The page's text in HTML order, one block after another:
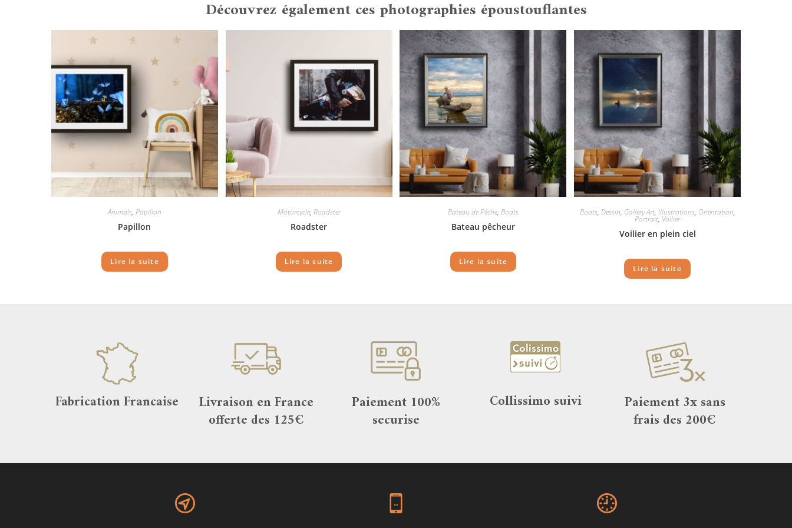
Découvrez également ces photographies époustouflantes
Animals, Papillon
Papillon
Lire la suite
Motorcycle, Roadster
Roadster
Lire la suite
Bateau de Pêche, Boats
Bateau pêcheur
Lire la suite
Boats, Dessin, Gallery Art, Illustrations, Orientation,
Portrait, Voilier
Voilier en plein ciel
Lire la suite
Fabrication Francaise Livraison en France
offerte des 125€
Paiement 100%
securise
Collissimo suivi Paiement 3x sans
frais des 200€